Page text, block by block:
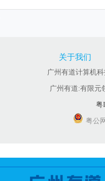
关于我们
广州有道计算机
广州有道:有限元
粤
粤公